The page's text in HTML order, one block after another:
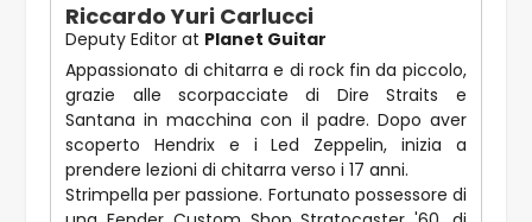
Riccardo Yuri Carlucci
Deputy Editor at Planet Guitar
Appassionato di chitarra e di rock fin da piccolo,
grazie alle scorpacciate di Dire Straits e
Santana in macchina con il padre. Dopo aver
scoperto Hendrix e i Led Zeppelin, inizia a
prendere lezioni di chitarra verso i 17 anni.
Strimpella per passione. Fortunato possessore di